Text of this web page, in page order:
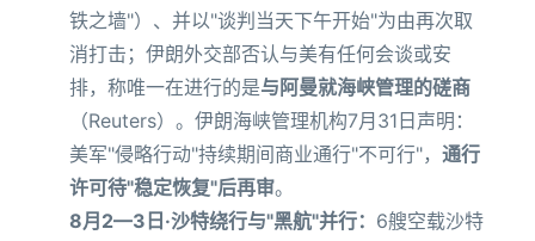
铁之墙"）、并以"谈判当天下午开始"为由再次取
消打击；伊朗外交部否认与美有任何会谈或安
排，称唯一在进行的是与阿曼就海峡管理的磋商
（Reuters）。伊朗海峡管理机构7月31日声明：
美军"侵略行动"持续期间商业通行"不可行"， 通行
许可待"稳定恢复"后再审。
8月2—3日·沙特绕行与"黑航"并行： 6艘空载沙特